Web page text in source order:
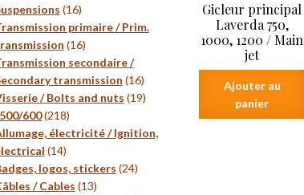
Gicleur principal
Laverda 750,
1000, 1200 / Main
jet
Ajouter au
panier
produits
1616
produits
primaire / Prim.
1616
produits
secondaire /
transmission 1616
produits
/ Bolts and nuts 1919
600 218218
produits
électricité / Ignition,
1414
produits
logos, stickers 2424
/ Cables 1313